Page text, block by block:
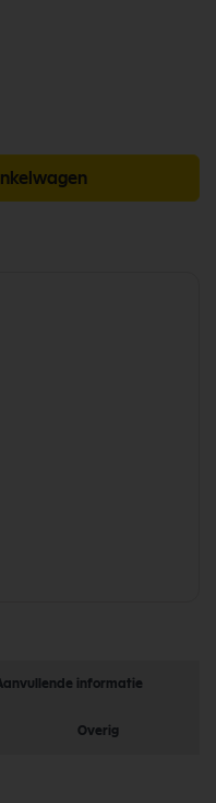
informatie
Overig